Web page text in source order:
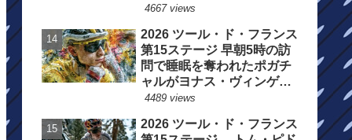
4667 views
2026 ツール・ド・フランス
第15ステージ 早朝5時の訪
問で睡眠を奪われたポガチ
ャルがヨナス・ヴィンゲゴ
ーの離脱を惜しむ
4489 views
2026 ツール・ド・フランス